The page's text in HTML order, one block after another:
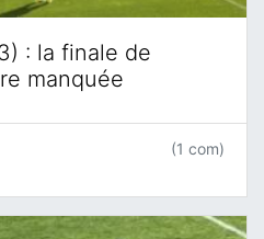
: la finale de
manquée
(1 com)